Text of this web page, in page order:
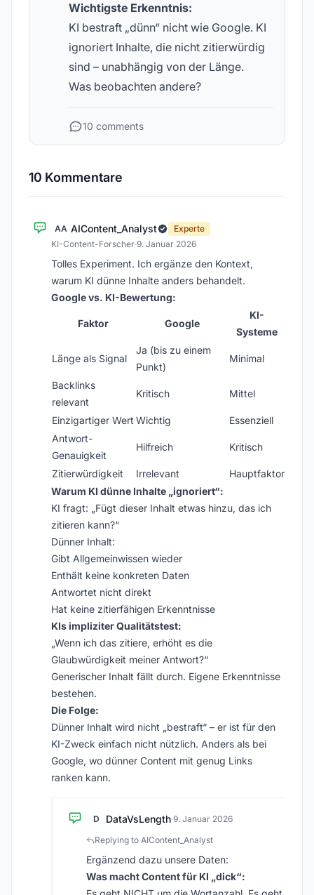
Wichtigste Erkenntnis:
KI bestraft „dünn“ nicht wie Google. KI
ignoriert Inhalte, die nicht zitierwürdig
sind – unabhängig von der Länge.
Was beobachten andere?
10 comments
10 Kommentare
AA AIContent_Analyst
Experte
KI-Content-Forscher·9. Januar 2026
Tolles Experiment. Ich ergänze den Kontext,
warum KI dünne Inhalte anders behandelt.
Google vs. KI-Bewertung:
Faktor Google
KI-
Systeme
Länge als Signal
Ja (bis zu einem
Punkt)
Minimal
Backlinks
relevant
Kritisch Mittel
Einzigartiger Wert Wichtig
Essenziell
Antwort-
Genauigkeit
Hilfreich Kritisch
Zitierwürdigkeit Irrelevant
Hauptfaktor
Warum KI dünne Inhalte „ignoriert“:
KI fragt: „Fügt dieser Inhalt etwas hinzu, das ich
zitieren kann?“
Dünner Inhalt:
Gibt Allgemeinwissen wieder
Enthält keine konkreten Daten
Antwortet nicht direkt
Hat keine zitierfähigen Erkenntnisse
KIs impliziter Qualitätstest:
„Wenn ich das zitiere, erhöht es die
Glaubwürdigkeit meiner Antwort?“
Generischer Inhalt fällt durch. Eigene Erkenntnisse
bestehen.
Die Folge:
Dünner Inhalt wird nicht „bestraft“ – er ist für den
KI-Zweck einfach nicht nützlich. Anders als bei
Google, wo dünner Content mit genug Links
ranken kann.
D DataVsLength·9. Januar 2026
Replying to AIContent_Analyst
Ergänzend dazu unsere Daten:
Was macht Content für KI „dick“: